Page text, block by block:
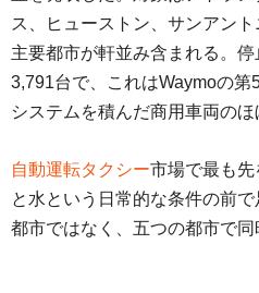
ス、ヒューストン、サンアン
主要都市が軒並み含まれる。
3,791台で、これはWaymoの
システムを積んだ商用車両のほ
自動運転タクシー市場で最も
と水という日常的な条件の前
都市ではなく、五つの都市で同